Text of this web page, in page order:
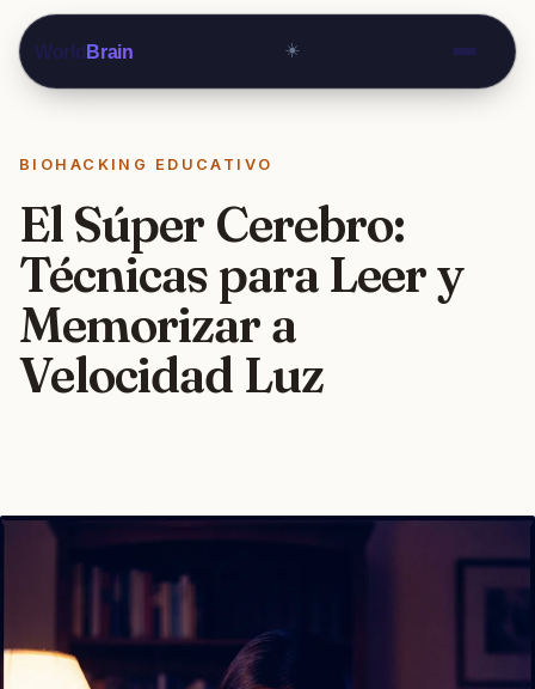
World Brain ☀️
BIOHACKING EDUCATIVO
El Súper Cerebro:
Técnicas para Leer y
Memorizar a
Velocidad Luz